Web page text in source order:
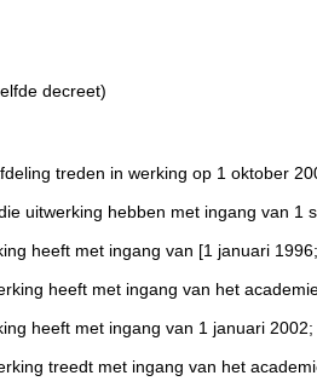
decreet)
treden in werking op 1 oktober
uitwerking hebben met ingang van 1
heeft met ingang van [1 januari
heeft met ingang van het
heeft met ingang van 1 januari 2002;
treedt met ingang van het